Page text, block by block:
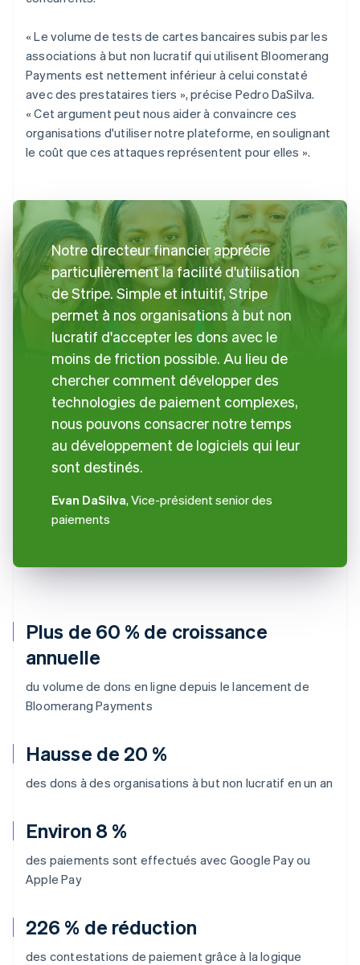
Plus de 60 % de croissance
annuelle
du volume de dons en ligne depuis le lancement de
Bloomerang Payments
Hausse de 20 %
des dons à des organisations à but non lucratif en un an
Environ 8 %
des paiements sont effectués avec Google Pay ou
Apple Pay
226 % de réduction
des contestations de paiement grâce à la logique
« Le volume de tests de cartes bancaires subis par les
associations à but non lucratif qui utilisent Bloomerang
Payments est nettement inférieur à celui constaté
avec des prestataires tiers », précise Pedro DaSilva.
« Cet argument peut nous aider à convaincre ces
organisations d'utiliser notre plateforme, en soulignant
le coût que ces attaques représentent pour elles ».
Notre directeur financier apprécie
particulièrement la facilité d'utilisation
de Stripe. Simple et intuitif, Stripe
permet à nos organisations à but non
lucratif d'accepter les dons avec le
moins de friction possible. Au lieu de
chercher comment développer des
technologies de paiement complexes,
nous pouvons consacrer notre temps
au développement de logiciels qui leur
sont destinés.
Evan DaSilva, Vice-président senior des
paiements